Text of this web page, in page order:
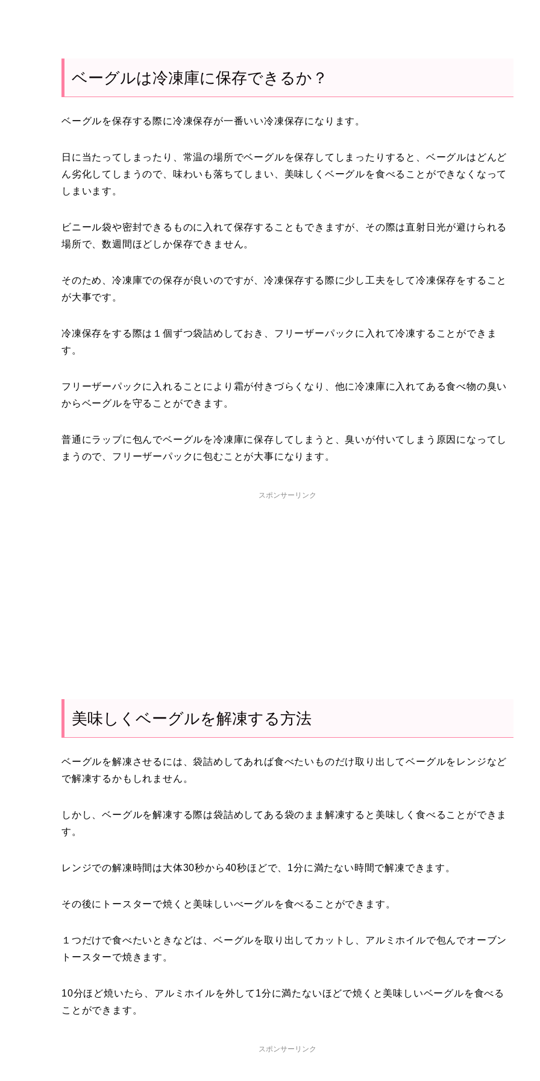
ベーグルは冷凍庫に保存できるか？
ベーグルを保存する際に冷凍保存が一番いい冷凍保存になります。
日に当たってしまったり、常温の場所でベーグルを保存してしまったりすると、ベーグルはどんど
ん劣化してしまうので、味わいも落ちてしまい、美味しくベーグルを食べることができなくなって
しまいます。
ビニール袋や密封できるものに入れて保存することもできますが、その際は直射日光が避けられる
場所で、数週間ほどしか保存できません。
そのため、冷凍庫での保存が良いのですが、冷凍保存する際に少し工夫をして冷凍保存をすること
が大事です。
冷凍保存をする際は１個ずつ袋詰めしておき、フリーザーパックに入れて冷凍することができま
す。
フリーザーパックに入れることにより霜が付きづらくなり、他に冷凍庫に入れてある食べ物の臭い
からベーグルを守ることができます。
普通にラップに包んでベーグルを冷凍庫に保存してしまうと、臭いが付いてしまう原因になってし
まうので、フリーザーパックに包むことが大事になります。
スポンサーリンク
美味しくベーグルを解凍する方法
ベーグルを解凍させるには、袋詰めしてあれば食べたいものだけ取り出してベーグルをレンジなど
で解凍するかもしれません。
しかし、ベーグルを解凍する際は袋詰めしてある袋のまま解凍すると美味しく食べることができま
す。
レンジでの解凍時間は大体30秒から40秒ほどで、1分に満たない時間で解凍できます。
その後にトースターで焼くと美味しいべーグルを食べることができます。
１つだけで食べたいときなどは、ベーグルを取り出してカットし、アルミホイルで包んでオーブン
トースターで焼きます。
10分ほど焼いたら、アルミホイルを外して1分に満たないほどで焼くと美味しいベーグルを食べる
ことができます。
スポンサーリンク